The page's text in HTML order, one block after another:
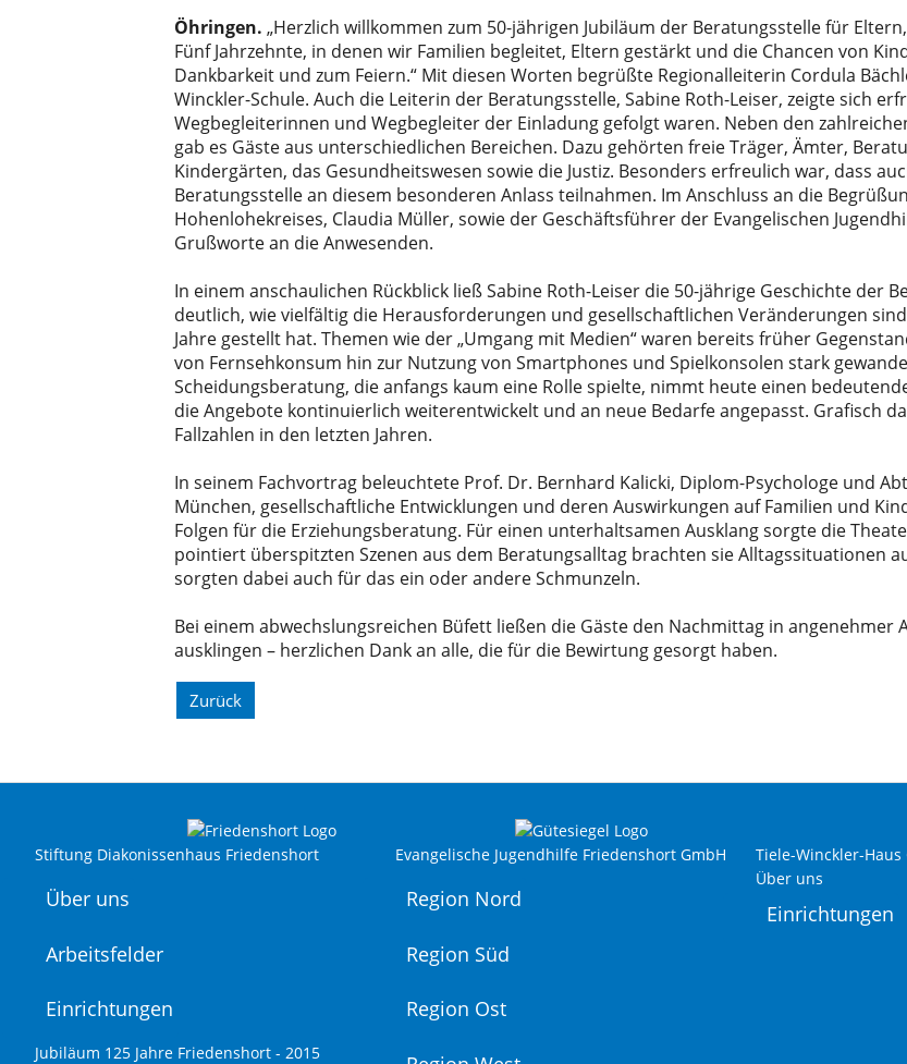
Öhringen. „Herzlich willkommen zum 50-jährigen Jubiläum der Beratungsstelle für
Fünf Jahrzehnte, in denen wir Familien begleitet, Eltern gestärkt und die Chancen von
Dankbarkeit und zum Feiern.“ Mit diesen Worten begrüßte Regionalleiterin Cordula
Winckler-Schule. Auch die Leiterin der Beratungsstelle, Sabine Roth-Leiser, zeigte sich
Wegbegleiterinnen und Wegbegleiter der Einladung gefolgt waren. Neben den
gab es Gäste aus unterschiedlichen Bereichen. Dazu gehörten freie Träger, Ämter,
Kindergärten, das Gesundheitswesen sowie die Justiz. Besonders erfreulich war, dass
Beratungsstelle an diesem besonderen Anlass teilnahmen. Im Anschluss an die
Hohenlohekreises, Claudia Müller, sowie der Geschäftsführer der Evangelischen
Grußworte an die Anwesenden.
In einem anschaulichen Rückblick ließ Sabine Roth-Leiser die 50-jährige Geschichte der
deutlich, wie vielfältig die Herausforderungen und gesellschaftlichen Veränderungen
Jahre gestellt hat. Themen wie der „Umgang mit Medien“ waren bereits früher
von Fernsehkonsum hin zur Nutzung von Smartphones und Spielkonsolen stark
Scheidungsberatung, die anfangs kaum eine Rolle spielte, nimmt heute einen
die Angebote kontinuierlich weiterentwickelt und an neue Bedarfe angepasst. Grafisch
Fallzahlen in den letzten Jahren.
In seinem Fachvortrag beleuchtete Prof. Dr. Bernhard Kalicki, Diplom-Psychologe und
München, gesellschaftliche Entwicklungen und deren Auswirkungen auf Familien und
Folgen für die Erziehungsberatung. Für einen unterhaltsamen Ausklang sorgte die
pointiert überspitzten Szenen aus dem Beratungsalltag brachten sie Alltagssituationen
sorgten dabei auch für das ein oder andere Schmunzeln.
Bei einem abwechslungsreichen Büfett ließen die Gäste den Nachmittag in
ausklingen – herzlichen Dank an alle, die für die Bewirtung gesorgt haben.
Zurück
Stiftung Diakonissenhaus Friedenshort
Über uns
Arbeitsfelder
Einrichtungen
Jubiläum 125 Jahre Friedenshort - 2015
Evangelische Jugendhilfe Friedenshort GmbH
Region Nord
Region Süd
Region Ost
Tiele-Winckler-Haus
Über uns
Einrichtungen